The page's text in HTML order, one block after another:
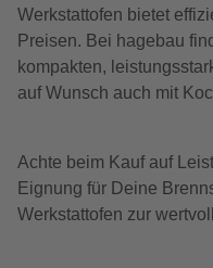
Werkstattofen bietet
Preisen. Bei hagebau
kompakten,
auf Wunsch auch mit
Achte beim Kauf auf
Eignung für Deine
Werkstattofen zur